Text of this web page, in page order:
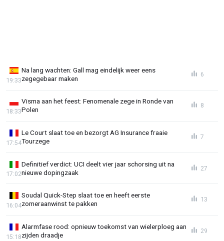
Na lang wachten: Gall mag eindelijk weer eens
zegegebaar maken
19:33
6
Visma aan het feest: Fenomenale zege in Ronde van
Polen
18:33
8
Le Court slaat toe en bezorgt AG Insurance fraaie
Tourzege
17:54
7
Definitief verdict: UCI deelt vier jaar schorsing uit na
nieuwe dopingzaak
17:02
27
Soudal Quick-Step slaat toe en heeft eerste
zomeraanwinst te pakken
16:04
13
Alarmfase rood: opnieuw toekomst van wielerploeg aan
zijden draadje
15:18
29